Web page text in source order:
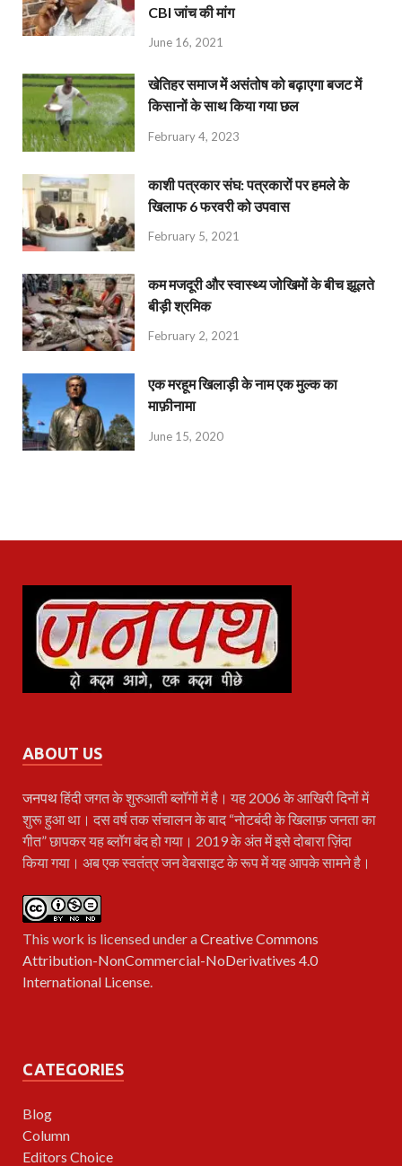
CBI जांच की मांग
June 16, 2021
खेतिहर समाज में असंतोष को बढ़ाएगा बजट में
किसानों के साथ किया गया छल
February 4, 2023
काशी पत्रकार संघ: पत्रकारों पर हमले के
खिलाफ 6 फरवरी को उपवास
February 5, 2021
कम मजदूरी और स्वास्थ्य जोखिमों के बीच झूलते
बीड़ी श्रमिक
February 2, 2021
एक मरहूम खिलाड़ी के नाम एक मुल्क का
माफ़ीनामा
June 15, 2020
ABOUT US
जनपथहिंदी जगत के शुरुआती ब्लॉगों में है। यह 2006 के आखिरी दिनों में
शुरू हुआ था। दस वर्ष तक संचालन के बाद “नोटबंदी के खिलाफ़ जनता का
गीत” छापकर यह ब्लॉग बंद हो गया। 2019 के अंत में इसे दोबारा ज़िंदा
किया गया। अब एक स्वतंत्र जन वेबसाइट के रूप में यह आपके सामने है।
This work is licensed under aCreative Commons
Attribution-NonCommercial-NoDerivatives 4.0
International License.
CATEGORIES
Blog
Column
Editors Choice